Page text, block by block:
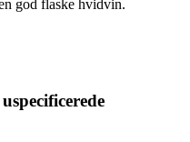
god flaske hvidvin.